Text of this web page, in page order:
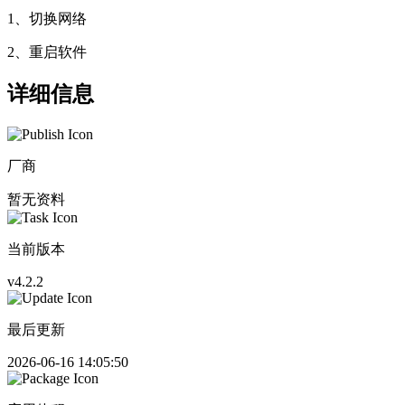
1、切换网络
2、重启软件
详细信息
厂商
暂无资料
当前版本
v4.2.2
最后更新
2026-06-16 14:05:50